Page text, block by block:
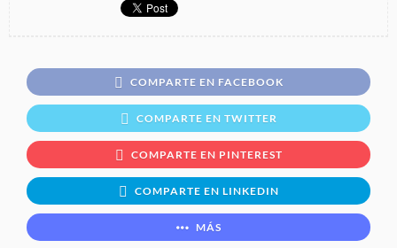
COMPARTE EN FACEBOOK
COMPARTE EN TWITTER
COMPARTE EN PINTEREST
COMPARTE EN LINKEDIN
MÁS